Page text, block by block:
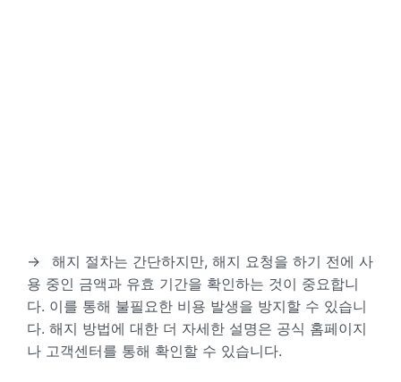
→
해지 절차는 간단하지만, 해지 요청을 하기 전에 사
용 중인 금액과 유효 기간을 확인하는 것이 중요합니
다. 이를 통해 불필요한 비용 발생을 방지할 수 있습니
다. 해지 방법에 대한 더 자세한 설명은 공식 홈페이지
나 고객센터를 통해 확인할 수 있습니다.